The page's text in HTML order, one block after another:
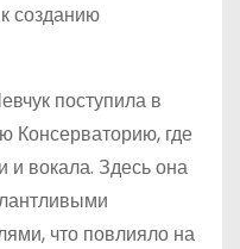
созданию
поступила в
Консерваторию, где
и вокала. Здесь она
что повлияло на